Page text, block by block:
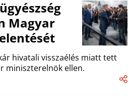
Magyar
hivatali visszaélés miatt tett
miniszterelnök ellen.